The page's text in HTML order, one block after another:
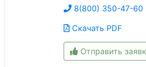
8(800) 350-47-60
Скачать PDF
Отправить